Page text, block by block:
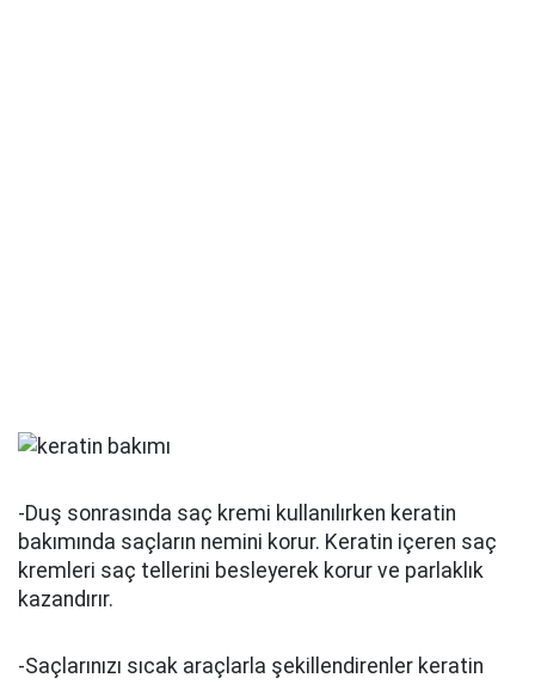
-Duş sonrasında saç kremi kullanılırken keratin
bakımında saçların nemini korur. Keratin içeren saç
kremleri saç tellerini besleyerek korur ve parlaklık
kazandırır.
-Saçlarınızı sıcak araçlarla şekillendirenler keratin